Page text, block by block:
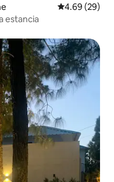
Calificación
4.69 (29)
estancia